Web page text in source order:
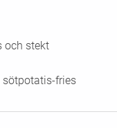
och stekt
sötpotatis-fries